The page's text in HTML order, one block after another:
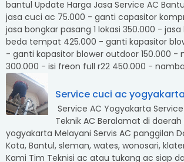
bantul Update Harga Jasa Service AC
jasa cuci ac 75.000 - ganti capasitor
jasa bongkar pasang 1 lokasi 350.000 -
beda tempat 425.000 - ganti kapasitor
- ganti kapasitor blower outdoor 150.000 -
300.000 - isi freon full r22 450.000 -
Service cuci ac yogyakarta
Service AC Yogyakarta
Teknik AC Beralamat di
yogyakarta Melayani Servis AC panggilan
Kota, Bantul, sleman, wates, wonosari,
Kami Tim Teknisi ac atau tukang ac siap